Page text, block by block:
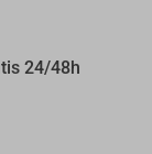
24/48h